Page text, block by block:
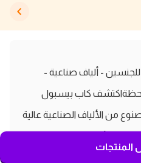
- ألياف صناعية -
لحظةاكتشف كاب بيسبول
من الألياف الصناعية عالية